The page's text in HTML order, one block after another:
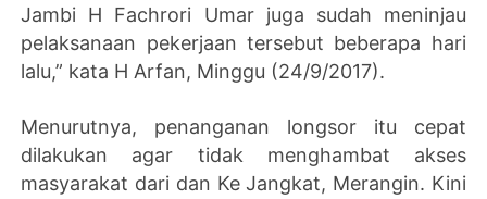
Jambi H Fachrori Umar juga sudah meninjau
pelaksanaan pekerjaan tersebut beberapa hari
lalu,” kata H Arfan, Minggu (24/9/2017).
Menurutnya, penanganan longsor itu cepat
dilakukan agar tidak menghambat akses
masyarakat dari dan Ke Jangkat, Merangin. Kini